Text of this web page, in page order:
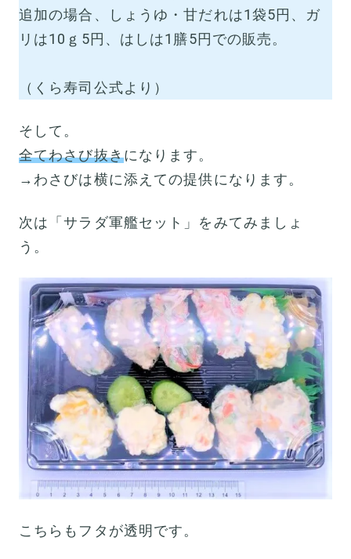
追加の場合、しょうゆ・甘だれは1袋5円、ガ
リは10ｇ5円、はしは1膳5円での販売。
（くら寿司公式より）
そして。
全てわさび抜きになります。
→わさびは横に添えての提供になります。
次は「サラダ軍艦セット」をみてみましょ
う。
こちらもフタが透明です。